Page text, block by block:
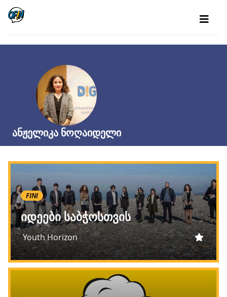
ანჟელიკა ნოღაიდელი
FINI
იდეები საბჭოსთვის
Youth Horizon